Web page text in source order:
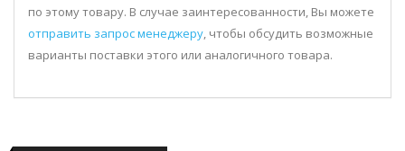
по этому товару. В случае заинтересованности, Вы можете
отправить запрос менеджеру, чтобы обсудить возможные
варианты поставки этого или аналогичного товара.